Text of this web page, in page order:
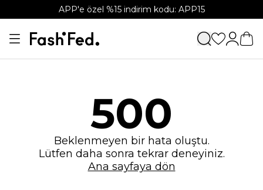
APP'e özel %15 indirim kodu: APP15
500
Beklenmeyen bir hata oluştu.
Lütfen daha sonra tekrar deneyiniz.
Ana sayfaya dön